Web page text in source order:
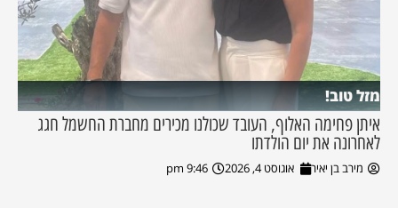
מזל טוב!
איתן פחימה האלוף, העובד שכולנו מכירים מחברת החשמל חגג
לאחרונה את יום הולדתו
מירב בן יאיר אוגוסט 4, 2026 9:46 pm